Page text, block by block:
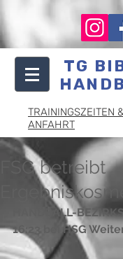
TG
TRAININGSZEITEN
ANFAHRT
FSG betreibt
HANDBALL-
16:23 bei HSG